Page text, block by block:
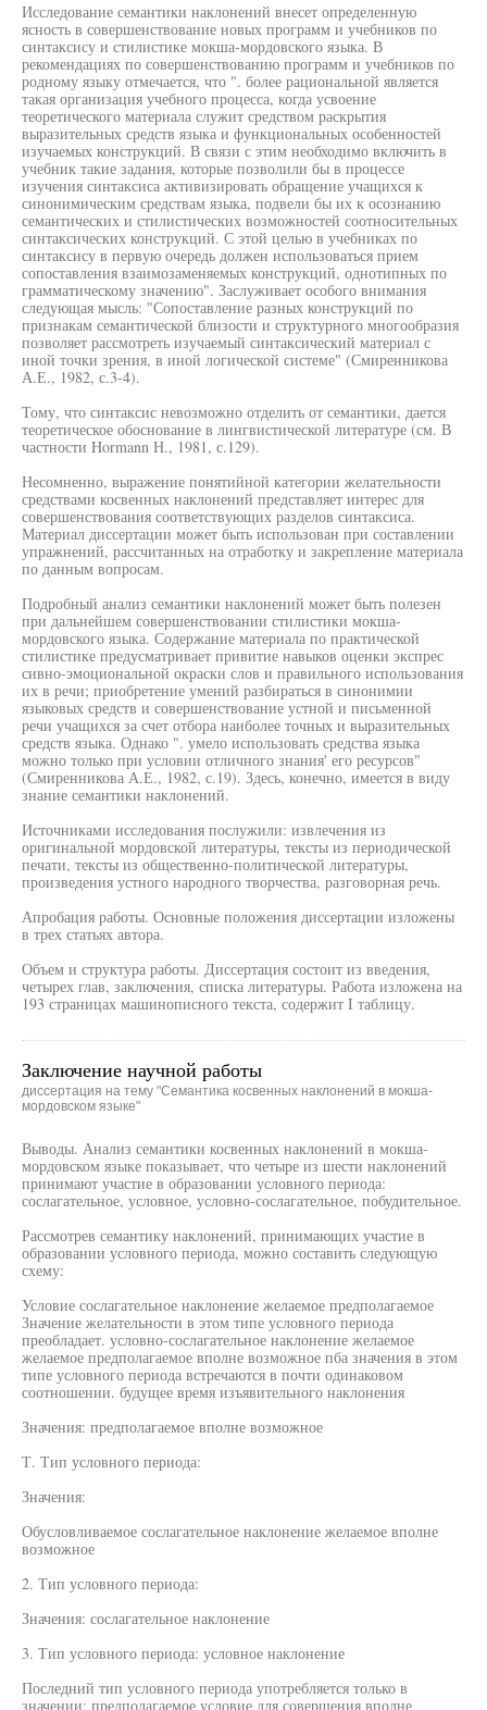
Исследование семантики наклонений внесет определенную
ясность в совершенствование новых программ и учебников по
синтаксису и стилистике мокша-мордовского языка. В
рекомендациях по совершенствованию программ и учебников по
родному языку отмечается, что ". более рациональной является
такая организация учебного процесса, когда усвоение
теоретического материала служит средством раскрытия
выразительных средств языка и функциональных особенностей
изучаемых конструкций. В связи с этим необходимо включить в
учебник такие задания, которые позволили бы в процессе
изучения синтаксиса активизировать обращение учащихся к
синонимическим средствам языка, подвели бы их к осознанию
семантических и стилистических возможностей соотносительных
синтаксических конструкций. С этой целью в учебниках по
синтаксису в первую очередь должен использоваться прием
сопоставления взаимозаменяемых конструкций, однотипных по
грамматическому значению". Заслуживает особого внимания
следующая мысль: "Сопоставление разных конструкций по
признакам семантической близости и структурного многообразия
позволяет рассмотреть изучаемый синтаксический материал с
иной точки зрения, в иной логической системе" (Смиренникова
А.Е., 1982, с.3-4).
Тому, что синтаксис невозможно отделить от семантики, дается
теоретическое обоснование в лингвистической литературе (см. В
частности Hormann Н., 1981, с.129).
Несомненно, выражение понятийной категории желательности
средствами косвенных наклонений представляет интерес для
совершенствования соответствующих разделов синтаксиса.
Материал диссертации может быть использован при составлении
упражнений, рассчитанных на отработку и закрепление материала
по данным вопросам.
Подробный анализ семантики наклонений может быть полезен
при дальнейшем совершенствовании стилистики мокша-
мордовского языка. Содержание материала по практической
стилистике предусматривает привитие навыков оценки экспрес
сивно-эмоциональной окраски слов и правильного использования
их в речи; приобретение умений разбираться в синонимии
языковых средств и совершенствование устной и письменной
речи учащихся за счет отбора наиболее точных и выразительных
средств языка. Однако ". умело использовать средства языка
можно только при условии отличного знания' его ресурсов"
(Смиренникова А.Е., 1982, с.19). Здесь, конечно, имеется в виду
знание семантики наклонений.
Источниками исследования послужили: извлечения из
оригинальной мордовской литературы, тексты из периодической
печати, тексты из общественно-политической литературы,
произведения устного народного творчества, разговорная речь.
Апробация работы. Основные положения диссертации изложены
в трех статьях автора.
Объем и структура работы. Диссертация состоит из введения,
четырех глав, заключения, списка литературы. Работа изложена на
193 страницах машинописного текста, содержит I таблицу.
Заключение научной работы
диссертация на тему "Семантика косвенных наклонений в мокша-
мордовском языке"
Выводы. Анализ семантики косвенных наклонений в мокша-
мордовском языке показывает, что четыре из шести наклонений
принимают участие в образовании условного периода:
сослагательное, условное, условно-сослагательное, побудительное.
Рассмотрев семантику наклонений, принимающих участие в
образовании условного периода, можно составить следующую
схему:
Условие сослагательное наклонение желаемое предполагаемое
Значение желательности в этом типе условного периода
преобладает. условно-сослагательное наклонение желаемое
желаемое предполагаемое вполне возможное пба значения в этом
типе условного периода встречаются в почти одинаковом
соотношении. будущее время изъявительного наклонения
Значения: предполагаемое вполне возможное
Т. Тип условного периода:
Значения:
Обусловливаемое сослагательное наклонение желаемое вполне
возможное
2. Тип условного периода:
Значения: сослагательное наклонение
3. Тип условного периода: условное наклонение
Последний тип условного периода употребляется только в
значении: предполагаемое условие для совершения вполне